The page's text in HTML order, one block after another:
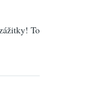
To